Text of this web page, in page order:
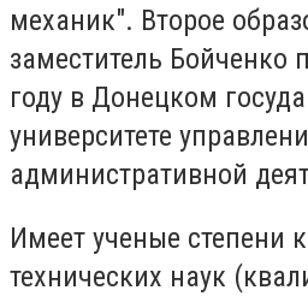
механик". Второе
заместитель Бойченко
году в Донецком
университете
административной
Имеет ученые степени
технических наук